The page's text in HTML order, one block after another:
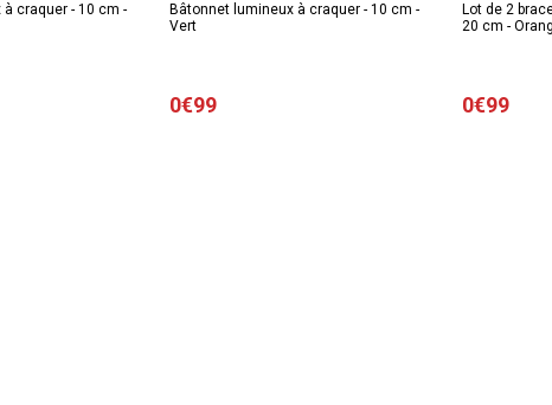
craquer - 10 cm -
Bâtonnet lumineux à craquer - 10 cm -
Vert
0€99
Lot de 2
20 cm -
0€99